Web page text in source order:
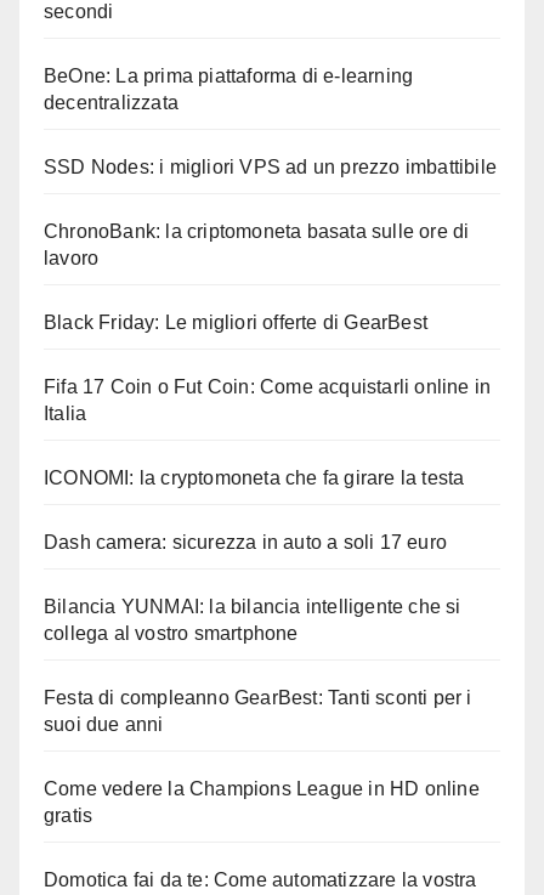
secondi
BeOne: La prima piattaforma di e-learning
decentralizzata
SSD Nodes: i migliori VPS ad un prezzo imbattibile
ChronoBank: la criptomoneta basata sulle ore di
lavoro
Black Friday: Le migliori offerte di GearBest
Fifa 17 Coin o Fut Coin: Come acquistarli online in
Italia
ICONOMI: la cryptomoneta che fa girare la testa
Dash camera: sicurezza in auto a soli 17 euro
Bilancia YUNMAI: la bilancia intelligente che si
collega al vostro smartphone
Festa di compleanno GearBest: Tanti sconti per i
suoi due anni
Come vedere la Champions League in HD online
gratis
Domotica fai da te: Come automatizzare la vostra